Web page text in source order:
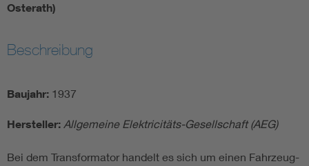
Osterath)
Beschreibung
Baujahr: 1937
Hersteller: Allgemeine Elektricitäts-Gesellschaft (AEG)
Bei dem Transformator handelt es sich um einen Fahrzeug-